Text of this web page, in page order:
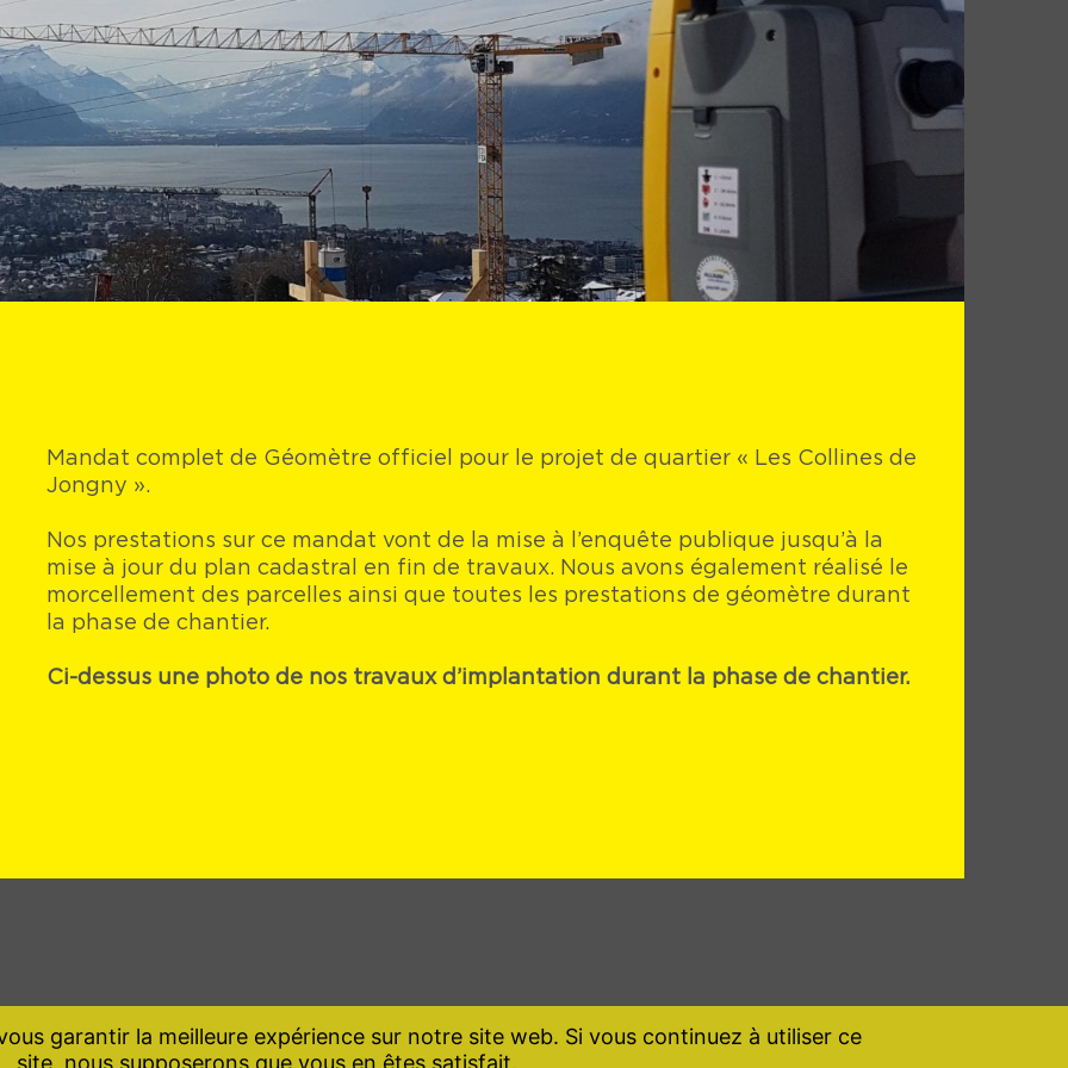
Mandat complet de Géomètre officiel pour le projet de quartier « Les Collines de
Jongny ».
Nos prestations sur ce mandat vont de la mise à l’enquête publique jusqu’à la
mise à jour du plan cadastral en fin de travaux. Nous avons également réalisé le
morcellement des parcelles ainsi que toutes les prestations de géomètre durant
la phase de chantier.
Ci-dessus une photo de nos travaux d’implantation durant la phase de chantier.
garantir la meilleure expérience sur notre site web. Si vous continuez à utiliser ce
site, nous supposerons que vous en êtes satisfait.